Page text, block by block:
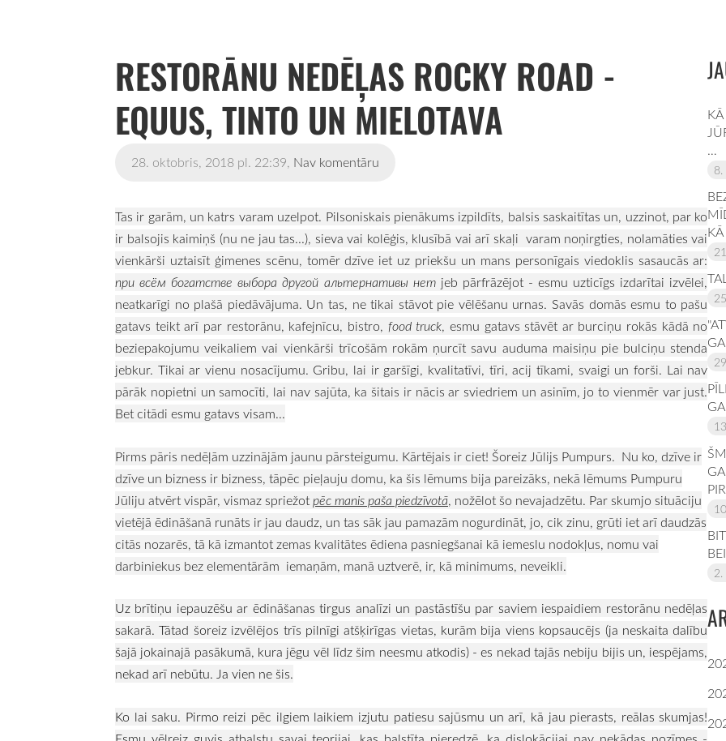
…
RESTORĀNU NEDĒĻAS ROCKY ROAD -
EQUUS, TINTO UN MIELOTAVA
28. oktobris, 2018 pl. 22:39, Nav komentāru
Tas ir garām, un katrs varam uzelpot. Pilsoniskais pienākums izpildīts, balsis saskaitītas un, uzzinot, par ko
ir balsojis kaimiņš (nu ne jau tas...), sieva vai kolēģis, klusībā vai arī skaļi varam noņirgties, nolamāties vai
vienkārši uztaisīt ģimenes scēnu, tomēr dzīve iet uz priekšu un mans personīgais viedoklis sasaucās ar:
при всём богатстве выбора другой альтeрнативы нетjeb pārfrāzējot - esmu uzticīgs izdarītai izvēlei,
neatkarīgi no plašā piedāvājuma. Un tas, ne tikai stāvot pie vēlēšanu urnas. Savās domās esmu to pašu
gatavs teikt arī par restorānu, kafejnīcu, bistro, food truck, esmu gatavs stāvēt ar burciņu rokās kādā no
beziepakojumu veikaliem vai vienkārši trīcošām rokām ņurcīt savu auduma maisiņu pie bulciņu stenda
jebkur. Tikai ar vienu nosacījumu. Gribu, lai ir garšīgi, kvalitatīvi, tīri, acij tīkami, svaigi un forši. Lai nav
pārāk nopietni un samocīti, lai nav sajūta, ka šitais ir nācis ar sviedriem un asinīm, jo to vienmēr var just.
Bet citādi esmu gatavs visam...
Pirms pāris nedēļām uzzinājām jaunu pārsteigumu. Kārtējais ir ciet! Šoreiz Jūlijs Pumpurs. Nu ko, dzīve ir
dzīve un bizness ir bizness, tāpēc pieļauju domu, ka šis lēmums bija pareizāks, nekā lēmums Pumpuru
Jūliju atvērt vispār, vismaz spriežotpēc manis paša piedzīvotā, nožēlot šo nevajadzētu. Par skumjo situāciju
vietējā ēdināšanā runāts ir jau daudz, un tas sāk jau pamazām nogurdināt, jo, cik zinu, grūti iet arī daudzās
citās nozarēs, tā kā izmantot zemas kvalitātes ēdiena pasniegšanai kā iemeslu nodokļus, nomu vai
darbiniekus bez elementārām iemaņām, manā uztverē, ir, kā minimums, neveikli.
Uz brītiņu iepauzēšu ar ēdināšanas tirgus analīzi un pastāstīšu par saviem iespaidiem restorānu nedēļas
sakarā. Tātad šoreiz izvēlējos trīs pilnīgi atšķirīgas vietas, kurām bija viens kopsaucējs (ja neskaita dalību
šajā jokainajā pasākumā, kura jēgu vēl līdz šim neesmu atkodis) - es nekad tajās nebiju bijis un, iespējams,
nekad arī nebūtu. Ja vien ne šis.
Ko lai saku. Pirmo reizi pēc ilgiem laikiem izjutu patiesu sajūsmu un arī, kā jau pierasts, reālas skumjas!